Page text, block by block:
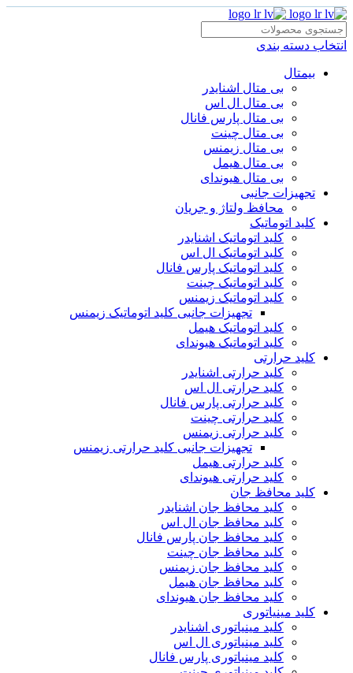
انتخاب دسته بندی
بیمتال
بی متال اشنایدر
بی متال ال اس
بی متال پارس فانال
بی متال چینت
بی متال زیمنس
بی متال هیمل
بی متال هیوندای
تجهیزات جانبی
محافظ ولتاژ و‌ جریان
کلید اتوماتیک
کلید اتوماتیک اشنایدر
کلید اتوماتیک ال اس
کلید اتوماتیک پارس فانال
کلید اتوماتیک چینت
کلید اتوماتیک زیمنس
تجهیزات جانبی کلید اتوماتیک زیمنس
کلید اتوماتیک هیمل
کلید اتوماتیک هیوندای
کلید حرارتی
کلید حرارتی اشنایدر
کلید حرارتی ال اس
کلید حرارتی پارس فانال
کلید حرارتی چینت
کلید حرارتی زیمنس
تجهیزات جانبی کلید حرارتی زیمنس
کلید حرارتی هیمل
کلید حرارتی هیوندای
کلید محافظ جان
کلید محافظ جان اشنایدر
کلید محافظ جان ال اس
کلید محافظ جان پارس فانال
کلید محافظ جان چینت
کلید محافظ جان زیمنس
کلید محافظ جان هیمل
کلید محافظ جان هیوندای
کلید مینیاتوری
کلید مینیاتوری اشنایدر
کلید مینیاتوری ال اس
کلید مینیاتوری پارس فانال